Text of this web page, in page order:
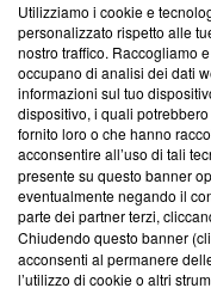
Questa sezione offre
News, sui nostri
creare news di qualità.
‘Trust Project - News
ancora membro del
parte; Trust Project
conformità agli
Su di noi
Team editoriale
Utilizziamo i cookie e
personalizzato rispetto alle
nostro traffico. Raccogliamo
occupano di analisi dei dati
informazioni sul tuo
dispositivo, i quali
fornito loro o che hanno
acconsentire all’uso di tali
presente su questo banner
eventualmente negando il
parte dei partner terzi,
Chiudendo questo banner
acconsenti al permanere
l’utilizzo di cookie o altri